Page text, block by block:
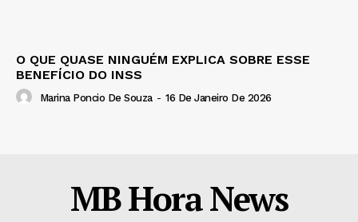
O QUE QUASE NINGUÉM EXPLICA SOBRE ESSE
BENEFÍCIO DO INSS
Marina Poncio De Souza - 16 De Janeiro De 2026
MB Hora News